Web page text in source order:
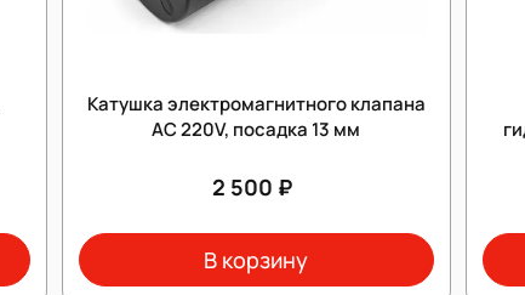
Катушка электромагнитного клапана
AC 220V, посадка 13 мм
2 500 ₽
В корзину